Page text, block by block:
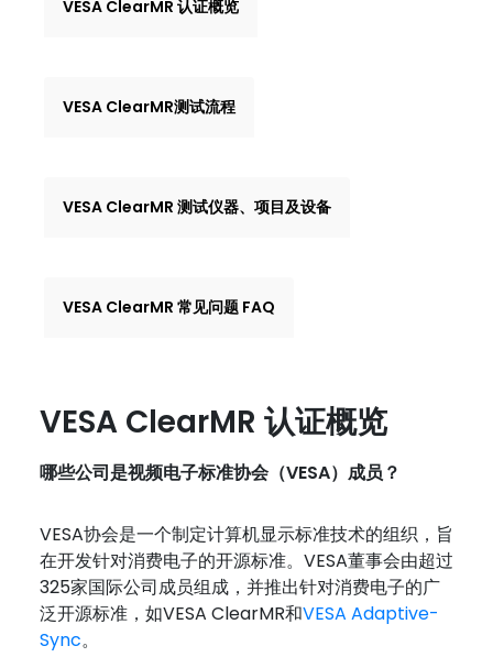
VESA ClearMR 认证概览
VESA ClearMR测试流程
VESA ClearMR 测试仪器、项目及设备
VESA ClearMR 常见问题 FAQ
VESA ClearMR 认证概览
哪些公司是视频电子标准协会（VESA）成员？
VESA协会是一个制定计算机显示标准技术的组织，旨
在开发针对消费电子的开源标准。VESA董事会由超过
325家国际公司成员组成，并推出针对消费电子的广
泛开源标准，如VESA ClearMR和VESA Adaptive-
Sync。